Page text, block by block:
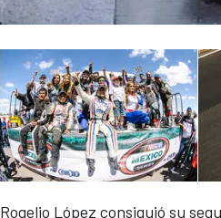
Rogelio López consiguió su